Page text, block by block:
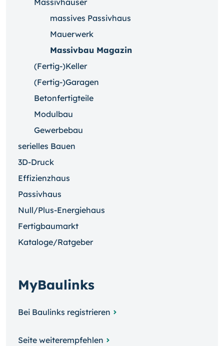
Massivhäuser
massives Passivhaus
Mauerwerk
Massivbau Magazin
(Fertig-)Keller
(Fertig-)Garagen
Betonfertigteile
Modulbau
Gewerbebau
serielles Bauen
3D-Druck
Effizienzhaus
Passivhaus
Null/Plus-Energiehaus
Fertigbaumarkt
Kataloge/Ratgeber
MyBaulinks
Bei Baulinks registrieren
Seite weiterempfehlen